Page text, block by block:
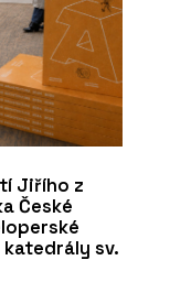
Jiřího z
České
sv.